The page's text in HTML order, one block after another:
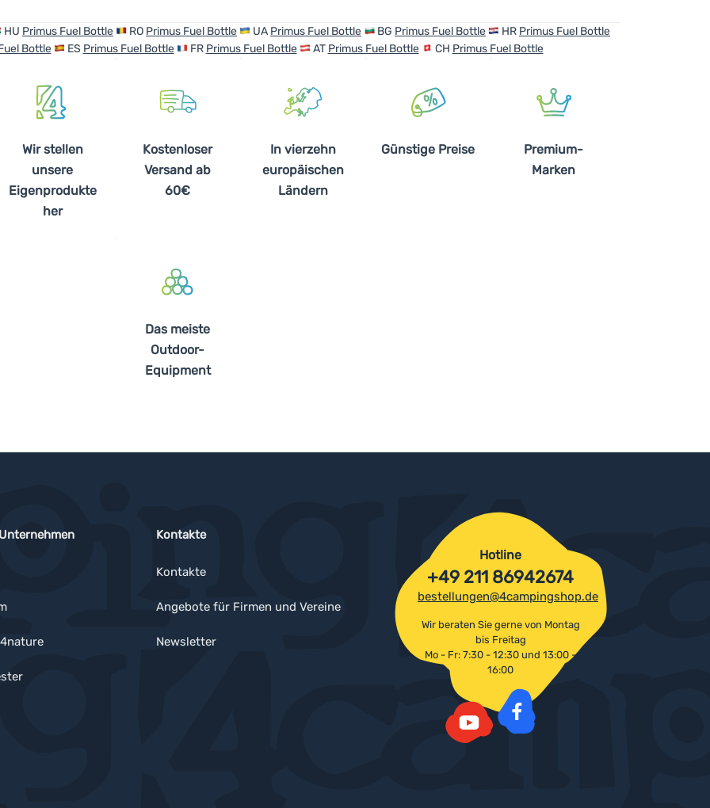
HU Primus Fuel Bottle RO Primus Fuel Bottle UA Primus Fuel Bottle BG Primus Fuel Bottle HR Primus Fuel Bottle
Bottle ES Primus Fuel Bottle FR Primus Fuel Bottle AT Primus Fuel Bottle CH Primus Fuel Bottle
Wir stellen
unsere
Eigenprodukte
her
Kostenloser
Versand ab
60€
In vierzehn
europäischen
Ländern
Günstige Preise
Premium-
Marken
Das meiste
Outdoor-
Equipment
Kontakte
Kontakte
Angebote für Firmen und Vereine
Newsletter
Hotline
+49 211 86942674
bestellungen@4campingshop.de
Wir beraten Sie gerne von Montag
bis Freitag
Mo - Fr: 7:30 - 12:30 und 13:00 -
16:00